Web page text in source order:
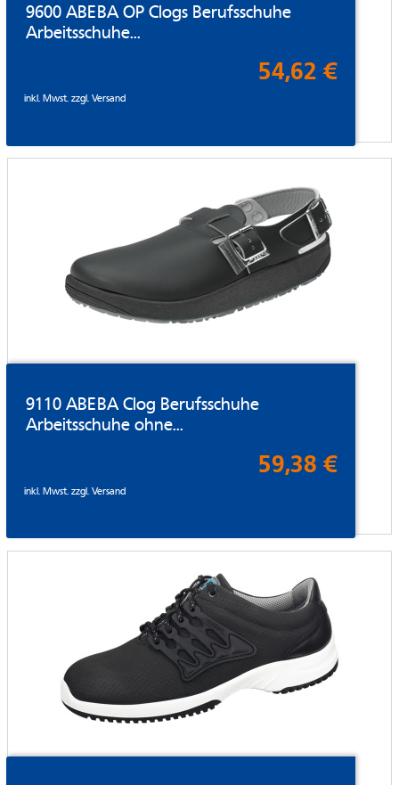
9600 ABEBA OP Clogs Berufsschuhe
Arbeitsschuhe...
54,62 €
inkl. Mwst. zzgl.Versand
9110 ABEBA Clog Berufsschuhe
Arbeitsschuhe ohne...
59,38 €
inkl. Mwst. zzgl.Versand